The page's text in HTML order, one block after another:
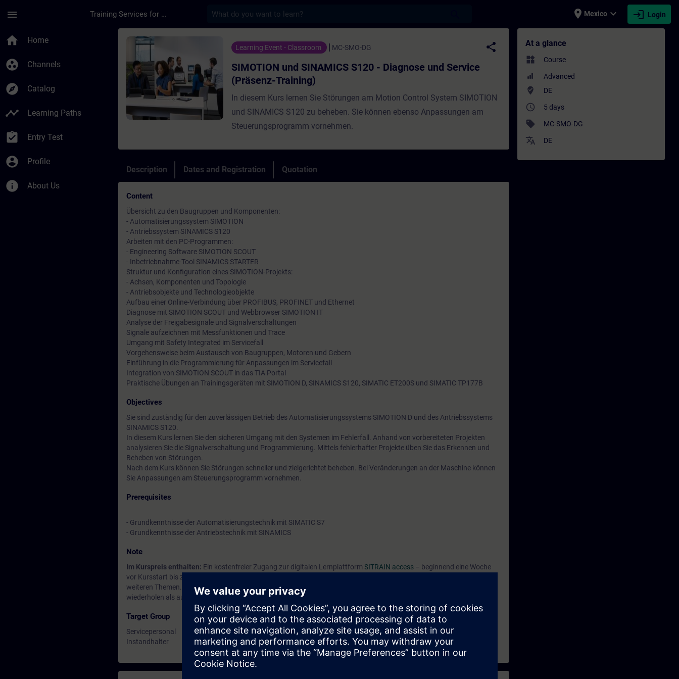
menu Training Services for Digital Industries place Mexico expand_more login Login
home Home
group_work Channels
explore Catalog
timeline Learning Paths
assignment_turned_in Entry Test
account_circle Profile
info About Us
Course - SIMOTION und SINAMICS S120 - Diagnose und Service (Präsenz-Training) - Training -
Learning Event - Classroom MC-SMO-DG
share
SIMOTION und SINAMICS S120 - Diagnose und Service
(Präsenz-Training)
In diesem Kurs lernen Sie Störungen am Motion Control System SIMOTION
und SINAMICS S120 zu beheben. Sie können ebenso Anpassungen am
Steuerungsprogramm vornehmen.
Description Dates and Registration Quotation
Content
Übersicht zu den Baugruppen und Komponenten:
- Automatisierungssystem SIMOTION
- Antriebssystem SINAMICS S120
Arbeiten mit den PC-Programmen:
- Engineering Software SIMOTION SCOUT
- Inbetriebnahme-Tool SINAMICS STARTER
Struktur und Konfiguration eines SIMOTION-Projekts:
- Achsen, Komponenten und Topologie
- Antriebsobjekte und Technologieobjekte
Aufbau einer Online-Verbindung über PROFIBUS, PROFINET und Ethernet
Diagnose mit SIMOTION SCOUT und Webbrowser SIMOTION IT
Analyse der Freigabesignale und Signalverschaltungen
Signale aufzeichnen mit Messfunktionen und Trace
Umgang mit Safety Integrated im Servicefall
Vorgehensweise beim Austausch von Baugruppen, Motoren und Gebern
Einführung in die Programmierung für Anpassungen im Servicefall
Integration von SIMOTION SCOUT in das TIA Portal
Praktische Übungen an Trainingsgeräten mit SIMOTION D, SINAMICS S120, SIMATIC ET200S und SIMATIC TP177B
Objectives
Sie sind zuständig für den zuverlässigen Betrieb des Automatisierungssystems SIMOTION D und des Antriebssystems
SINAMICS S120.
In diesem Kurs lernen Sie den sicheren Umgang mit den Systemen im Fehlerfall. Anhand von vorbereiteten Projekten
analysieren Sie die Signalverschaltung und Programmierung. Mittels fehlerhafter Projekte üben Sie das Erkennen und
Beheben von Störungen.
Nach dem Kurs können Sie Störungen schneller und zielgerichtet beheben. Bei Veränderungen an der Maschine können
Sie Anpassungen am Steuerungsprogramm vornehmen.
Prerequisites
- Grundkenntnisse der Automatisierungstechnik mit SIMATIC S7
- Grundkenntnisse der Antriebstechnik mit SINAMICS
Note
Im Kurspreis enthalten: Ein kostenfreier Zugang zur digitalen Lernplattform SITRAIN access – beginnend eine Woche
vor Kursstart bis zwei Wochen nach Kursende. Hier finden Sie web-based Trainings zu
weiteren Themen. Mit der Learning Membership können Sie sowohl die Inhalte dieses Learning Events vertiefen oder
wiederholen als auch sich zu anderen interessanten Themen weiterbilden.
Target Group
Servicepersonal
Instandhalter
At a glance
widgets Course
Advanced
where_to_vote DE
access_time 5 days
sell MC-SMO-DG
translate DE